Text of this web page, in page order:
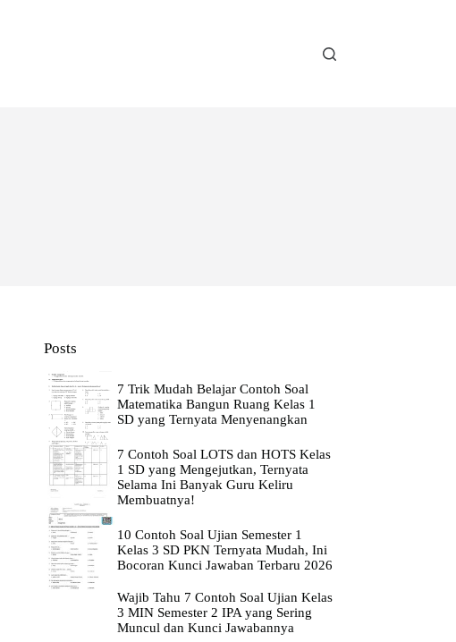
Posts
7 Trik Mudah Belajar Contoh Soal
Matematika Bangun Ruang Kelas 1
SD yang Ternyata Menyenangkan
7 Contoh Soal LOTS dan HOTS Kelas
1 SD yang Mengejutkan, Ternyata
Selama Ini Banyak Guru Keliru
Membuatnya!
10 Contoh Soal Ujian Semester 1
Kelas 3 SD PKN Ternyata Mudah, Ini
Bocoran Kunci Jawaban Terbaru 2026
Wajib Tahu 7 Contoh Soal Ujian Kelas
3 MIN Semester 2 IPA yang Sering
Muncul dan Kunci Jawabannya